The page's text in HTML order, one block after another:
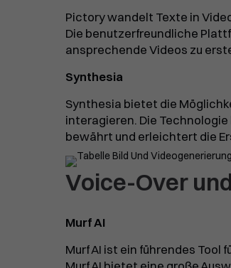
Pictory wandelt Texte in
Die benutzerfreundliche
ansprechende Videos zu
Synthesia
Synthesia bietet die
interagieren. Die
bewährt und erleichtert die
Voice-Over
Murf AI
Murf AI ist ein führendes Tool